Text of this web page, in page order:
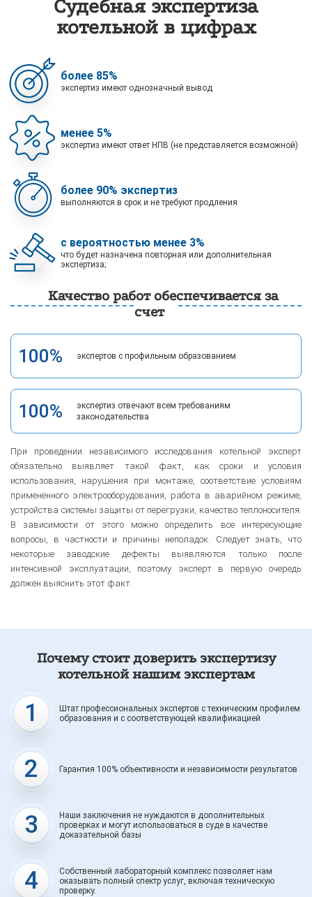
Судебная экспертиза
котельной в цифрах
более 85%
экспертиз имеют однозначный вывод
менее 5%
экспертиз имеют ответ НПВ (не представляется возможной)
более 90% экспертиз
выполняются в срок и не требуют продления
с вероятностью менее 3%
что будет назначена повторная или дополнительная
экспертиза;
Качество работ обеспечивается за
счет
100% экспертов с профильным образованием
100%
экспертиз отвечают всем требованиям
законодательства
При проведении независимого исследования котельной эксперт
обязательно выявляет такой факт, как сроки и условия
использования, нарушения при монтаже, соответствие условиям
применённого электрооборудования, работа в аварийном режиме,
устройства системы защиты от перегрузки, качество теплоносителя.
В зависимости от этого можно определить все интересующие
вопросы, в частности и причины неполадок. Следует знать, что
некоторые заводские дефекты выявляются только после
интенсивной эксплуатации, поэтому эксперт в первую очередь
должен выяснить этот факт.
Почему стоит доверить экспертизу
котельной нашим экспертам
1
Штат профессиональных экспертов с техническим профилем
образования и с соответствующей квалификацией
2 Гарантия 100% объективности и независимости результатов
3
Наши заключения не нуждаются в дополнительных
проверках и могут использоваться в суде в качестве
доказательной базы
4
Собственный лабораторный комплекс позволяет нам
оказывать полный спектр услуг, включая техническую
проверку.